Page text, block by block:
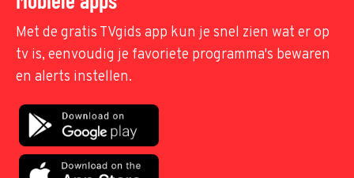
Met de gratis TVgids app kun je snel zien wat er op
tv is, eenvoudig je favoriete programma's bewaren
en alerts instellen.